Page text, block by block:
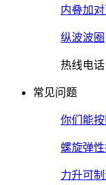
内叠加
纵波波圈
热线电话
常见问题
你们能
螺旋弹
力升可